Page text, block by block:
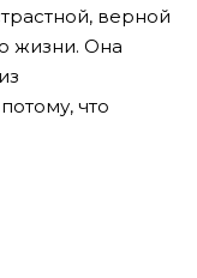
верной
жизни. Она
что